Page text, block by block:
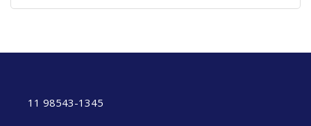
11 98543-1345